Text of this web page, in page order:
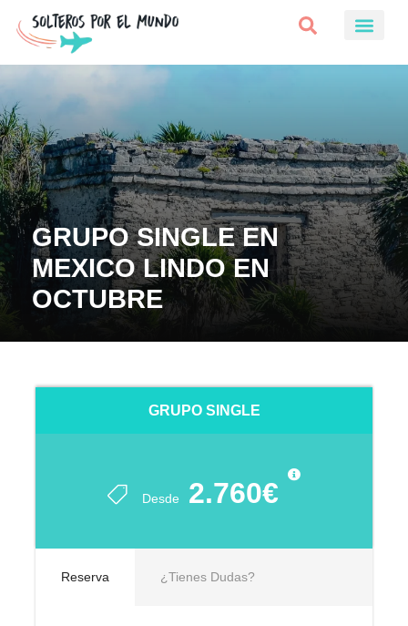
GRUPO SINGLE EN
MEXICO LINDO EN
OCTUBRE
GRUPO SINGLE
Desde 2.760€
Reserva ¿Tienes Dudas?